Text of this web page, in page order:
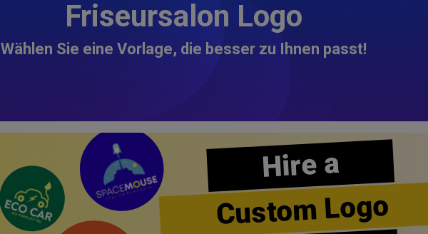
Friseursalon Logo
Wählen Sie eine Vorlage, die besser zu Ihnen passt!
Hire a
Custom Logo